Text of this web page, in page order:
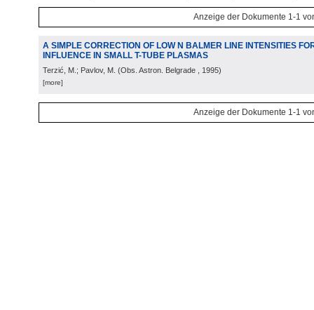
Anzeige der Dokumente 1-1
A SIMPLE CORRECTION OF LOW N BALMER LINE INTENSITIES
INFLUENCE IN SMALL T-TUBE PLASMAS
Terzić, M.; Pavlov, M. (Obs. Astron. Belgrade , 1995)
[more]
Anzeige der Dokumente 1-1